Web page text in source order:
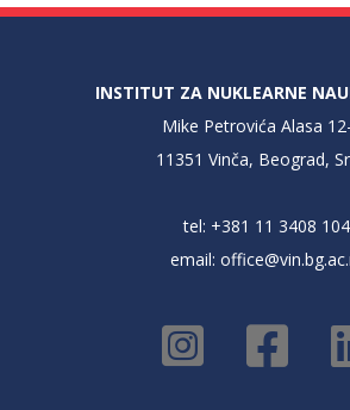
INSTITUT ZA NUKLEARNE
Mike Petrovića Alasa
11351 Vinča, Beograd,
tel: +381 11 3408 104
email: